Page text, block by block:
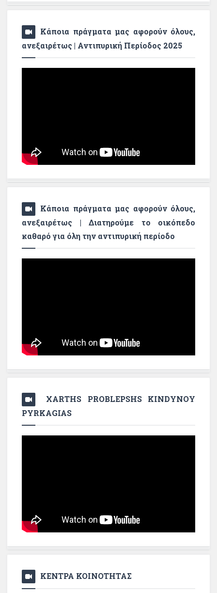
Κάποια πράγματα μας αφορούν όλους,
ανεξαιρέτως | Αντιπυρική Περίοδος 2025
Κάποια πράγματα μας αφορούν όλους,
ανεξαιρέτως | Διατηρούμε το οικόπεδο
καθαρό για όλη την αντιπυρική περίοδο
XARTHS PROBLEPSHS KINDYNOY
PYRKAGIAS
ΚΕΝΤΡΑ ΚΟΙΝΟΤΗΤΑΣ